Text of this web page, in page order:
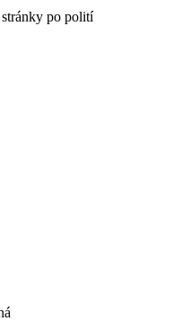
po polití